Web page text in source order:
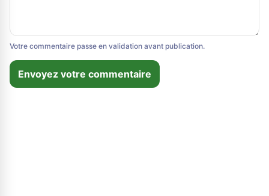
Votre commentaire passe en validation avant publication.
Envoyez votre commentaire